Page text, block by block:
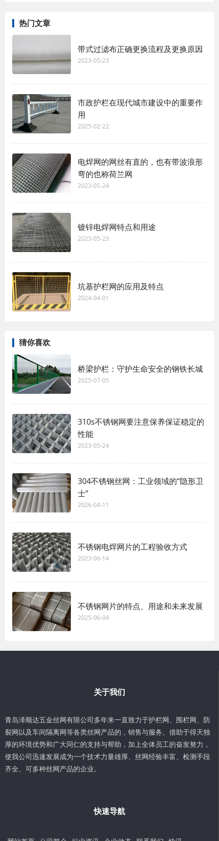
热门文章
带式过滤布正确更换流程及更换原因
2023-05-23
市政护栏在现代城市建设中的重要作
用
2025-02-22
电焊网的网丝有直的，也有带波浪形
弯的也称荷兰网
2023-05-24
镀锌电焊网特点和用途
2023-05-23
坑基护栏网的应用及特点
2024-04-01
猜你喜欢
桥梁护栏：守护生命安全的钢铁长城
2025-07-05
310s不锈钢网要注意保养保证稳定的
性能
2023-05-24
304不锈钢丝网：工业领域的“隐形卫
士”
2026-04-11
不锈钢电焊网片的工程验收方式
2023-06-14
不锈钢网片的特点、用途和未来发展
2025-06-04
关于我们
青岛泽顺达五金丝网有限公司多年来一直致力于护栏网、围栏网、防
裂网以及车间隔离网等各类丝网产品的，销售与服务。借助于得天独
厚的环境优势和广大同仁的支持与帮助，加上全体员工的奋发努力，
使我公司迅速发展成为一个技术力量雄厚、丝网经验丰富、检测手段
齐全、可多种丝网产品的企业。
快速导航